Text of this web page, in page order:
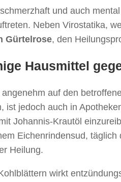
und auch
Neben Virostatika,
Gürtelrose, den
Hausmittel
auf den
ist jedoch auch in
Johannis-Krautöl
Eichenrindensud,
Heilung.
wirkt